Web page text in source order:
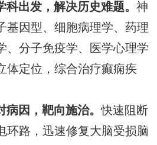
科出发，解决历史难题。神
基因型、细胞病理学、药理
、分子免疫学、医学心理学
体定位，综合治疗癫痫疾
病因，靶向施治。快速阻断
环路，迅速修复大脑受损脑